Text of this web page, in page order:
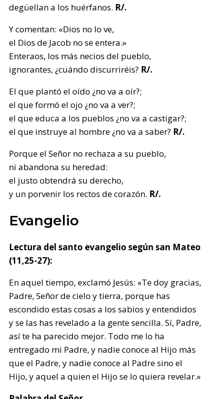
degüellan a los huérfanos. R/.
Y comentan: «Dios no lo ve,
el Dios de Jacob no se entera.»
Enteraos, los más necios del pueblo,
ignorantes, ¿cuándo discurriréis? R/.
El que plantó el oído ¿no va a oír?;
el que formó el ojo ¿no va a ver?;
el que educa a los pueblos ¿no va a castigar?;
el que instruye al hombre ¿no va a saber? R/.
Porque el Señor no rechaza a su pueblo,
ni abandona su heredad:
el justo obtendrá su derecho,
y un porvenir los rectos de corazón. R/.
Evangelio
Lectura del santo evangelio según san Mateo
(11,25-27):
En aquel tiempo, exclamó Jesús: «Te doy gracias,
Padre, Señor de cielo y tierra, porque has
escondido estas cosas a los sabios y entendidos
y se las has revelado a la gente sencilla. Sí, Padre,
así te ha parecido mejor. Todo me lo ha
entregado mi Padre, y nadie conoce al Hijo más
que el Padre, y nadie conoce al Padre sino el
Hijo, y aquel a quien el Hijo se lo quiera revelar.»